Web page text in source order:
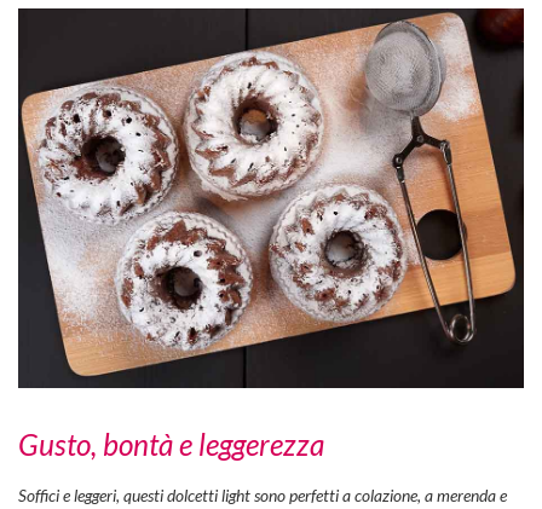
Gusto, bontà e leggerezza
Soffici e leggeri, questi dolcetti light sono perfetti a colazione, a merenda e